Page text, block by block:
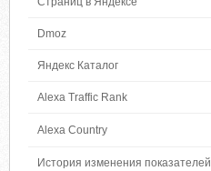
Dmoz
Яндекс Каталог
Alexa Traffic Rank
Alexa Country
История изменения показателей